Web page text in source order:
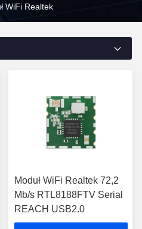
WiFi Realtek
Moduł WiFi Realtek 72,2
Mb/s RTL8188FTV Serial
REACH USB2.0